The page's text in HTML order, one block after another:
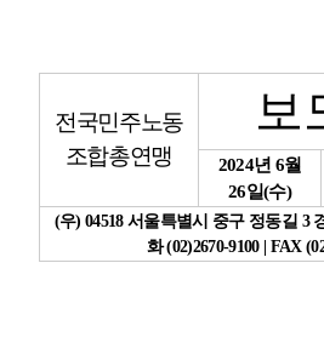
전국민주노동
조합총연맹
보
2024년 6월
26일(수)
(우) 04518서울특별시 중구 정동길 3
화(02)2670-9100 | FAX